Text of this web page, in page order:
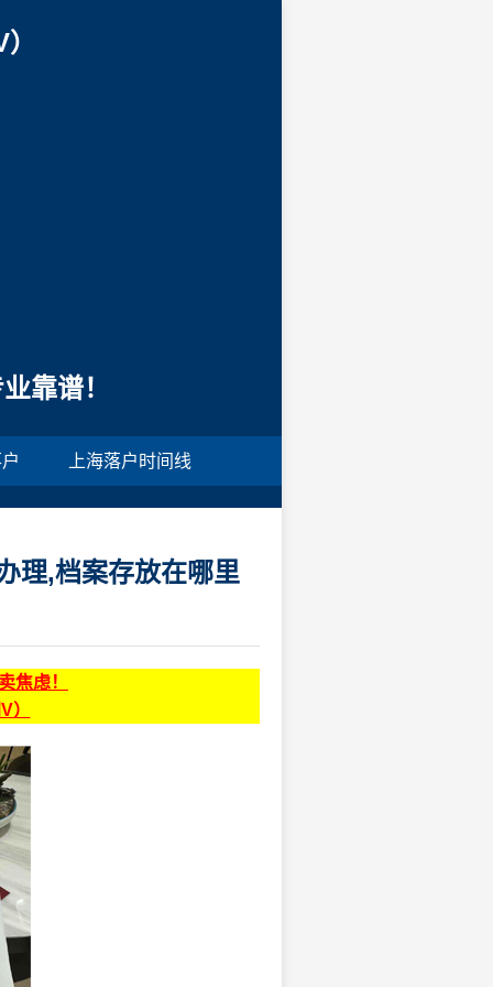
靠谱！
上海落户时间线
理,档案存放在哪里
焦虑！
）